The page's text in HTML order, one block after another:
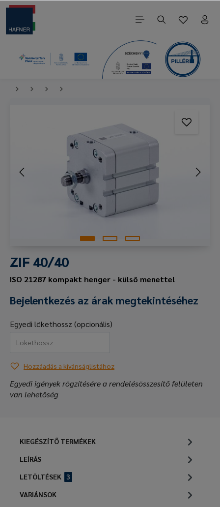
ZIF 40/40
ISO 21287 kompakt henger - külső menettel
Bejelentkezés az árak megtekintéséhez
Egyedi lökethossz (opcionális)
Hozzáadás a kívánságlistához
Egyedi igények rögzítésére a rendelésösszesítő felületen
van lehetőség
KIEGÉSZÍTŐ TERMÉKEK
LEÍRÁS
LETÖLTÉSEK
3
VARIÁNSOK